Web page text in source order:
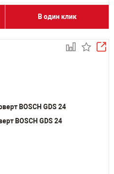
В один клик
BOSCH GDS 24